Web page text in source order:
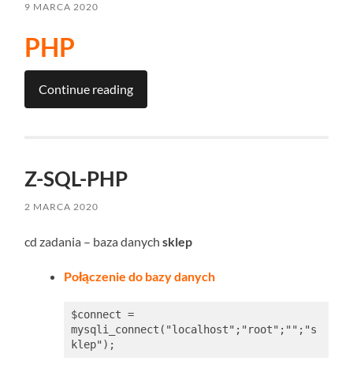
9 MARCA 2020
PHP
Continue reading
Z-SQL-PHP
2 MARCA 2020
cd zadania – baza danychsklep
Połączenie do bazy danych
$connect =
mysqli_connect("localhost";"root";"";"s
klep");